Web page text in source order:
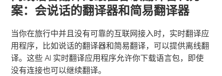
案：会说话的翻译器和简易翻译器
当你在旅行中并且没有可靠的互联网接入时，实时翻译应
用程序，比如说话的翻译器和简易翻译，可以提供离线翻
译。这些 AI 实时翻译应用程序允许你下载语言包，即使
没有连接也可以继续翻译。